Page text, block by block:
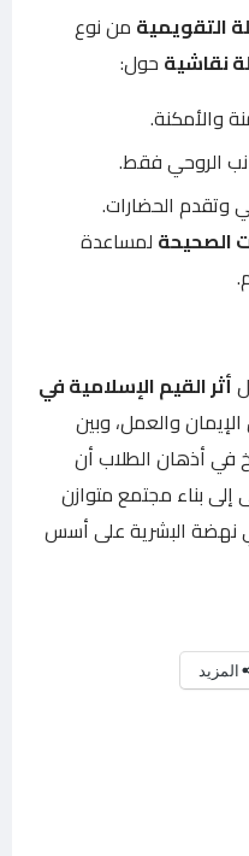
التقويمية من نوع
نقاشية حول:
والأمكنة.
الروحي فقط.
وتقدم الحضارات.
الصحيحة لمساعدة
أثر القيم الإسلامية في
الإيمان والعمل، وبين
في أذهان الطلاب أن
إلى بناء مجتمع متوازن
نهضة البشرية على أسس
المزيد